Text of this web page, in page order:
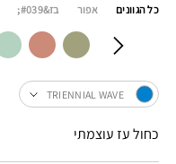
כל הגוונים אפור בז&#039;
TRIENNIAL WAVE
כחול עז עוצמתי